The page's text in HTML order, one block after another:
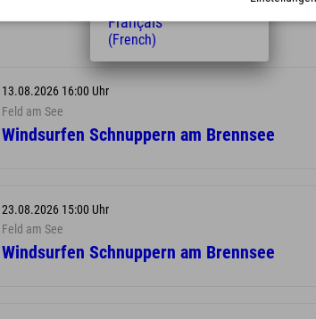
13.08.2026 16:00 Uhr
Feld am See
Windsurfen Schnuppern am Brennsee
23.08.2026 15:00 Uhr
Feld am See
Windsurfen Schnuppern am Brennsee
Français
(French)